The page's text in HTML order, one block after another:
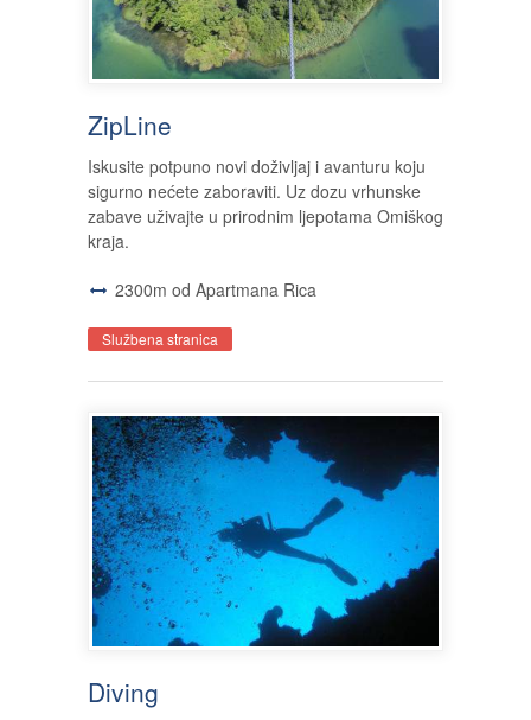
ZipLine
Iskusite potpuno novi doživljaj i avanturu koju
sigurno nećete zaboraviti. Uz dozu vrhunske
zabave uživajte u prirodnim ljepotama Omiškog
kraja.
2300m od Apartmana Rica
Službena stranica
Diving